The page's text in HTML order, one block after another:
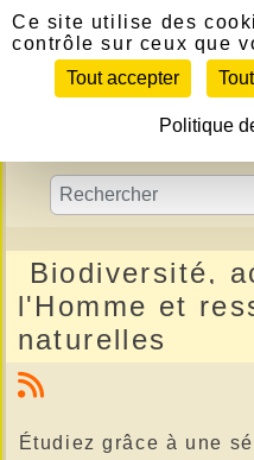
Biodiversité,
l'Homme et
naturelles
Étudiez grâce à une
Panneau de gestion des
Ce site utilise des
contrôle sur ceux que
Tout accepter
Politique